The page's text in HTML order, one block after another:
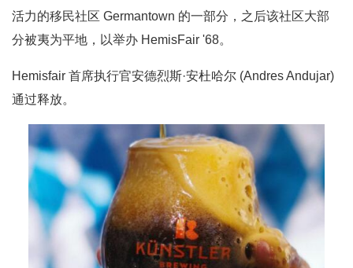
活力的移民社区 Germantown 的一部分，之后该社区大部
分被夷为平地，以举办 HemisFair '68。
Hemisfair 首席执行官安德烈斯·安杜哈尔 (Andres Andujar)
通过释放。